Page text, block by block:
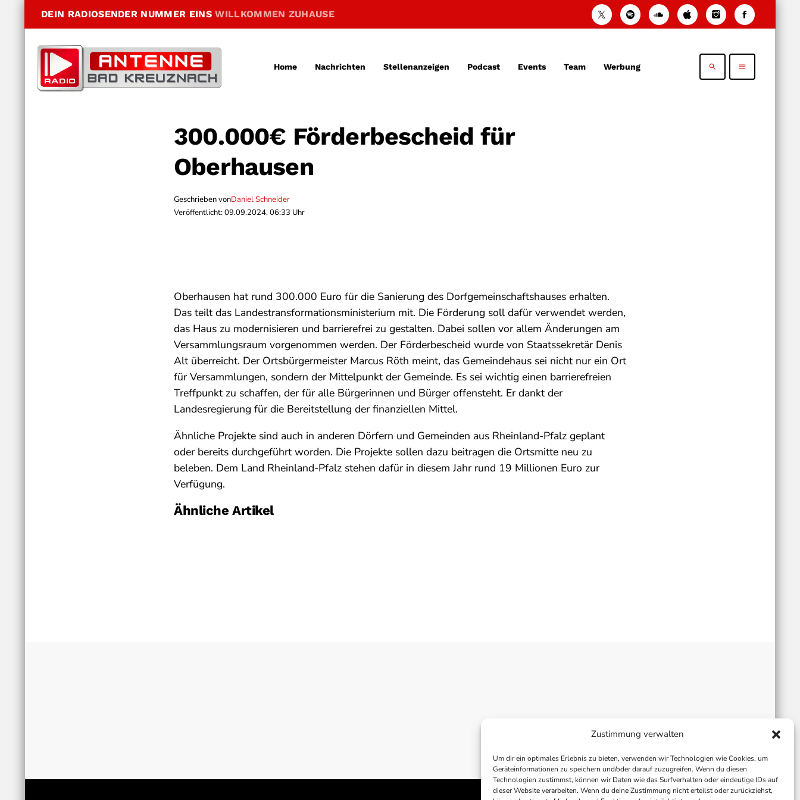
Zustimmung verwalten
Um dir ein optimales Erlebnis zu bieten, verwenden wir Technologien wie Cookies, um
Geräteinformationen zu speichern und/oder darauf zuzugreifen. Wenn du diesen
Technologien zustimmst, können wir Daten wie das Surfverhalten oder eindeutige IDs auf
dieser Website verarbeiten. Wenn du deine Zustimmung nicht erteilst oder zurückziehst,
DEIN RADIOSENDER NUMMER EINSWILLKOMMEN ZUHAUSE
Home Nachrichten Stellenanzeigen Podcast Events Team Werbung search menu
300.000€ Förderbescheid für
Oberhausen
Geschrieben vonDaniel Schneider
Veröffentlicht: 09.09.2024, 06:33 Uhr
Oberhausen hat rund 300.000 Euro für die Sanierung des Dorfgemeinschaftshauses erhalten.
Das teilt das Landestransformationsministerium mit. Die Förderung soll dafür verwendet werden,
das Haus zu modernisieren und barrierefrei zu gestalten. Dabei sollen vor allem Änderungen am
Versammlungsraum vorgenommen werden. Der Förderbescheid wurde von Staatssekretär Denis
Alt überreicht. Der Ortsbürgermeister Marcus Röth meint, das Gemeindehaus sei nicht nur ein Ort
für Versammlungen, sondern der Mittelpunkt der Gemeinde. Es sei wichtig einen barrierefreien
Treffpunkt zu schaffen, der für alle Bürgerinnen und Bürger offensteht. Er dankt der
Landesregierung für die Bereitstellung der finanziellen Mittel.
Ähnliche Projekte sind auch in anderen Dörfern und Gemeinden aus Rheinland-Pfalz geplant
oder bereits durchgeführt worden. Die Projekte sollen dazu beitragen die Ortsmitte neu zu
beleben. Dem Land Rheinland-Pfalz stehen dafür in diesem Jahr rund 19 Millionen Euro zur
Verfügung.
Ähnliche Artikel